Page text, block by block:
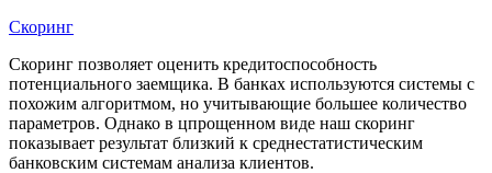
Скоринг
Скоринг позволяет оценить кредитоспособность
потенциального заемщика. В банках используются системы с
похожим алгоритмом, но учитывающие большее количество
параметров. Однако в цпрощенном виде наш скоринг
показывает результат близкий к среднестатистическим
банковским системам анализа клиентов.